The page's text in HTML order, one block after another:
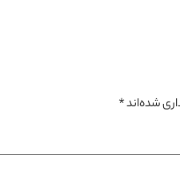
شده‌اند*